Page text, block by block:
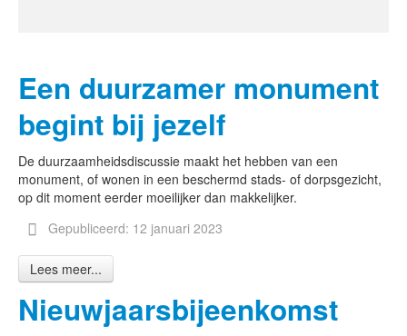
Een duurzamer monument
begint bij jezelf
De duurzaamheidsdiscussie maakt het hebben van een
monument, of wonen in een beschermd stads- of dorpsgezicht,
op dit moment eerder moeilijker dan makkelijker.
Gepubliceerd: 12 januari 2023
Lees meer...
Nieuwjaarsbijeenkomst